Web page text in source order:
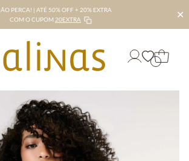
PERCA! | ATÉ 50% OFF + 20% EXTRA
COM O CUPOM 20EXTRA ✕